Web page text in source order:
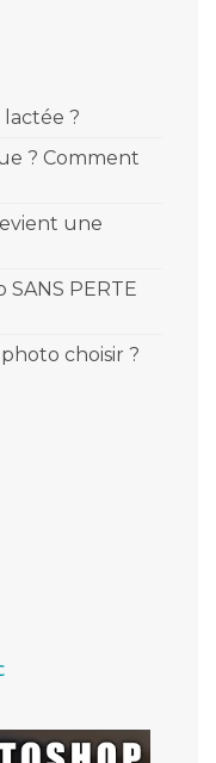
?
? Comment
une
PERTE
choisir ?